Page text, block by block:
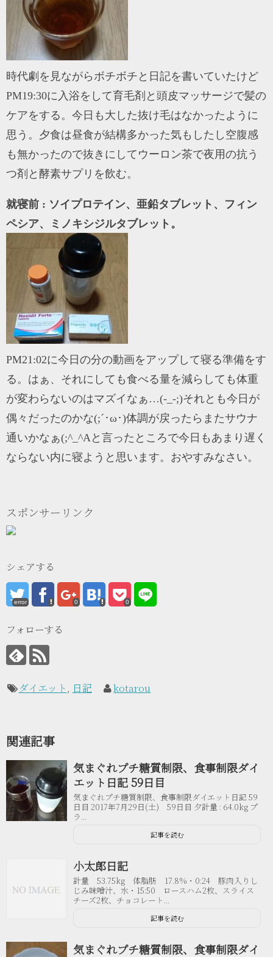
時代劇を見ながらボチボチと日記を書いていたけど
PM19:30に入浴をして育毛剤と頭皮マッサージで髪の
ケアをする。今日も大した抜け毛はなかったように
思う。夕食は昼食が結構多かった気もしたし空腹感
も無かったので抜きにしてウーロン茶で夜用の抗う
つ剤と酵素サプリを飲む。
就寝前 : ソイプロテイン、亜鉛タブレット、フィン
ペシア、ミノキシジルタブレット。
PM21:02に今日の分の動画をアップして寝る準備をす
る。はぁ、それにしても食べる量を減らしても体重
が変わらないのはマズイなぁ…(-_-;)それとも今日が
偶々だったのかな(;´･ω･)体調が戻ったらまたサウナ
通いかなぁ(;^_^Aと言ったところで今日もあまり遅く
ならない内に寝ようと思います。おやすみなさい。
スポンサーリンク
シェアする
error 0 0
フォローする
ダイエット, 日記 kotarou
関連記事
気まぐれプチ糖質制限、食事制限ダイ
エット日記 59日目
気まぐれプチ糖質制限、食事制限ダイエット日記 59
日目 2017年7月29日(土) 59日目 夕計量 : 64.0kg プ
ラ...
記事を読む
小太郎日記
計量 53.75kg 体脂肪 17.8%・0:24 豚肉入りし
じみ味噌汁、水・15:50 ロースハム2枚、スライス
チーズ2枚、チョコレート...
記事を読む
気まぐれプチ糖質制限、食事制限ダイ